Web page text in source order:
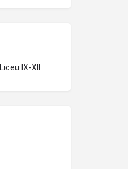
Liceu IX-XII